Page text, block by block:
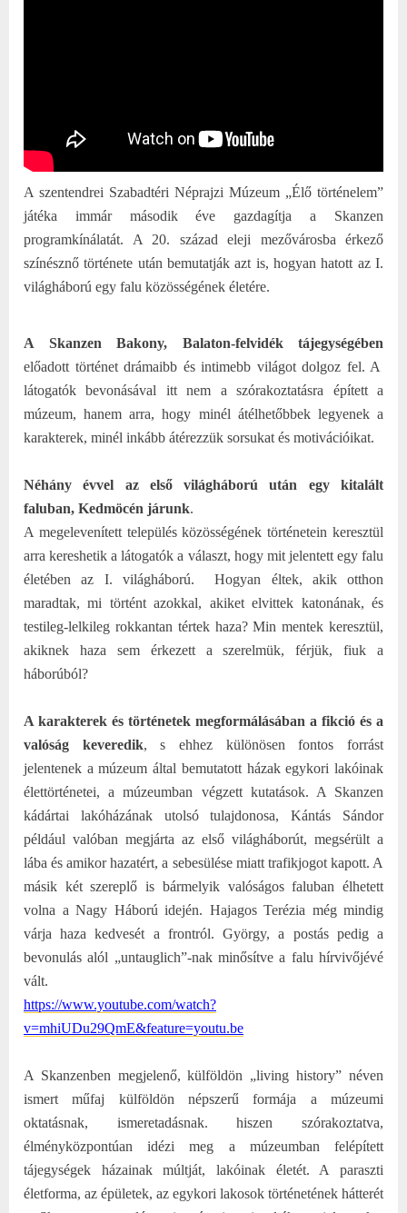
A szentendrei Szabadtéri Néprajzi Múzeum „Élő történelem”
játéka immár második éve gazdagítja a Skanzen
programkínálatát. A 20. század eleji mezővárosba érkező
színésznő története után bemutatják azt is, hogyan hatott az I.
világháború egy falu közösségének életére.
A Skanzen Bakony, Balaton-felvidék tájegységében
előadott történet drámaibb és intimebb világot dolgoz fel. A
látogatók bevonásával itt nem a szórakoztatásra épített a
múzeum, hanem arra, hogy minél átélhetőbbek legyenek a
karakterek, minél inkább átérezzük sorsukat és motivációikat.
Néhány évvel az első világháború után egy kitalált
faluban, Kedmöcén járunk.
A megelevenített település közösségének történetein keresztül
arra kereshetik a látogatók a választ, hogy mit jelentett egy falu
életében az I. világháború.
Hogyan éltek, akik otthon
maradtak, mi történt azokkal, akiket elvittek katonának, és
testileg-lelkileg rokkantan tértek haza? Min mentek keresztül,
akiknek haza sem érkezett a szerelmük, férjük, fiuk a
háborúból?
A karakterek és történetek megformálásában a fikció és a
valóság keveredik, s ehhez különösen fontos forrást
jelentenek a múzeum által bemutatott házak egykori lakóinak
élettörténetei, a múzeumban végzett kutatások. A Skanzen
kádártai lakóházának utolsó tulajdonosa, Kántás Sándor
például valóban megjárta az első világháborút, megsérült a
lába és amikor hazatért, a sebesülése miatt trafikjogot kapott. A
másik két szereplő is bármelyik valóságos faluban élhetett
volna a Nagy Háború idején. Hajagos Terézia még mindig
várja haza kedvesét a frontról. György, a postás pedig a
bevonulás alól „untauglich”-nak minősítve a falu hírvivőjévé
vált.
https://www.youtube.com/watch?
v=mhiUDu29QmE&feature=youtu.be
A Skanzenben megjelenő, külföldön „living history” néven
ismert műfaj külföldön népszerű formája a múzeumi
oktatásnak, ismeretadásnak. hiszen szórakoztatva,
élményközpontúan idézi meg a múzeumban felépített
tájegységek házainak múltját, lakóinak életét. A paraszti
életforma, az épületek, az egykori lakosok történetének hátterét